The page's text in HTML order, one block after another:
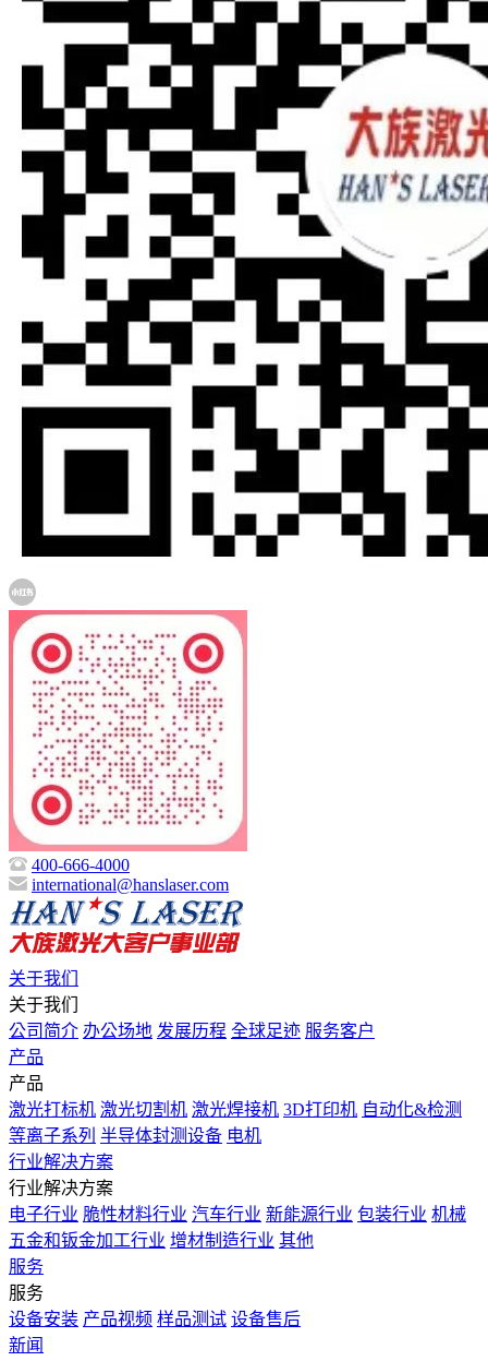
400-666-4000
international@hanslaser.com
关于我们
关于我们
公司简介 办公场地 发展历程 全球足迹 服务客户
产品
产品
激光打标机 激光切割机 激光焊接机 3D打印机 自动化&检测
等离子系列 半导体封测设备 电机
行业解决方案
行业解决方案
电子行业 脆性材料行业 汽车行业 新能源行业 包装行业 机械
五金和钣金加工行业 增材制造行业 其他
服务
服务
设备安装 产品视频 样品测试 设备售后
新闻